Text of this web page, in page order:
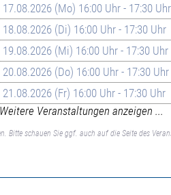
17.08.2026 (Mo) 16:00 Uhr - 17:30 Uhr
18.08.2026 (Di) 16:00 Uhr - 17:30 Uhr
19.08.2026 (Mi) 16:00 Uhr - 17:30 Uhr
20.08.2026 (Do) 16:00 Uhr - 17:30 Uhr
21.08.2026 (Fr) 16:00 Uhr - 17:30 Uhr
Weitere Veranstaltungen anzeigen ...
schauen Sie ggf. auch auf die Seite des